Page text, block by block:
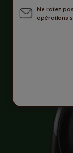
Ne ratez
opérations